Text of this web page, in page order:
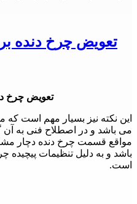
تعویض چرخ دنده
تعویض چرخ
این نکته نیز بسیار مهم است
می باشد و در اصطلاح فنی به آن
مواقع قسمت چرخ دنده دچار
باشد و به دلیل تنظیمات پیچیده
است.